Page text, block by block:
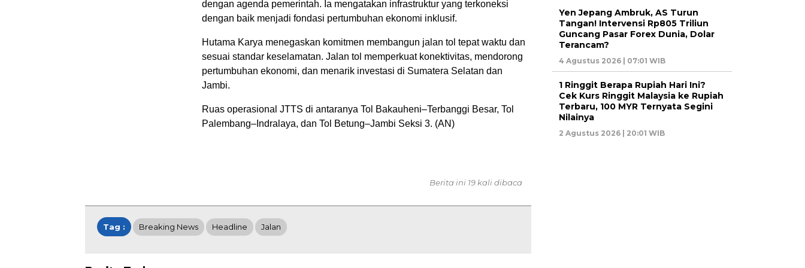
dengan agenda pemerintah. Ia mengatakan infrastruktur yang terkoneksi
dengan baik menjadi fondasi pertumbuhan ekonomi inklusif.
Hutama Karya menegaskan komitmen membangun jalan tol tepat waktu dan
sesuai standar keselamatan. Jalan tol memperkuat konektivitas, mendorong
pertumbuhan ekonomi, dan menarik investasi di Sumatera Selatan dan
Jambi.
Ruas operasional JTTS di antaranya Tol Bakauheni–Terbanggi Besar, Tol
Palembang–Indralaya, dan Tol Betung–Jambi Seksi 3. (AN)
Berita ini 19 kali dibaca
Tag : Breaking News Headline Jalan
Yen Jepang Ambruk, AS Turun
Tangan! Intervensi Rp805 Triliun
Guncang Pasar Forex Dunia, Dolar
Terancam?
4 Agustus 2026 | 07:01 WIB
1 Ringgit Berapa Rupiah Hari Ini?
Cek Kurs Ringgit Malaysia ke Rupiah
Terbaru, 100 MYR Ternyata Segini
Nilainya
2 Agustus 2026 | 20:01 WIB